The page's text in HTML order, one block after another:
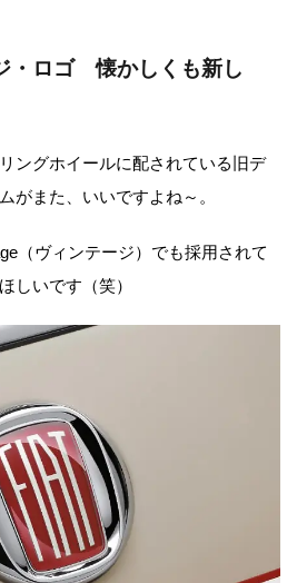
・ロゴ 懐かしくも新し
ングホイールに配されている旧デ
がまた、いいですよね～。
（ヴィンテージ）でも採用されて
しいです（笑）